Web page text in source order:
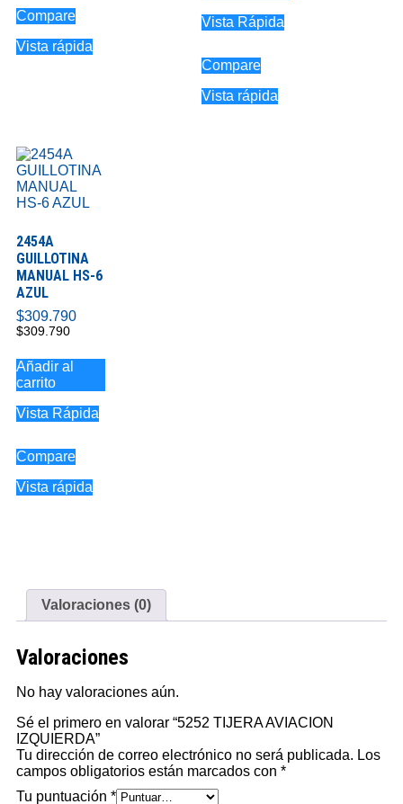
Compare
Vista rápida
Vista Rápida
Compare
Vista rápida
2454A
GUILLOTINA
MANUAL HS-6
AZUL
$309.790
$309.790
Añadir al
carrito
Vista Rápida
Compare
Vista rápida
Valoraciones (0)
Valoraciones
No hay valoraciones aún.
Sé el primero en valorar “5252 TIJERA AVIACION
IZQUIERDA”
Tu dirección de correo electrónico no será publicada. Los
campos obligatorios están marcados con *
Tu puntuación *